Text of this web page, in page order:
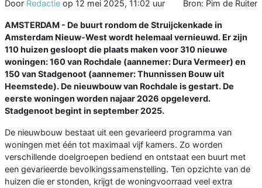
Door Redactie op 12 mei 2025, 11:02 uur Bron: Pim de Ruiter
AMSTERDAM - De buurt rondom de Struijckenkade in
Amsterdam Nieuw-West wordt helemaal vernieuwd. Er zijn
110 huizen gesloopt die plaats maken voor 310 nieuwe
woningen: 160 van Rochdale (aannemer: Dura Vermeer) en
150 van Stadgenoot (aannemer: Thunnissen Bouw uit
Heemstede). De nieuwbouw van Rochdale is gestart. De
eerste woningen worden najaar 2026 opgeleverd.
Stadgenoot begint in september 2025.
De nieuwbouw bestaat uit een gevarieerd programma van
woningen met één tot maximaal vijf kamers. Zo worden
verschillende doelgroepen bediend en ontstaat een buurt met
een gevarieerde bevolkingssamenstelling. Ten opzichte van de
huizen die er stonden, krijgt de woningvoorraad veel extra